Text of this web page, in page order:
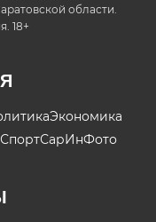
области.
18+
Экономика
СпортСарИнФото